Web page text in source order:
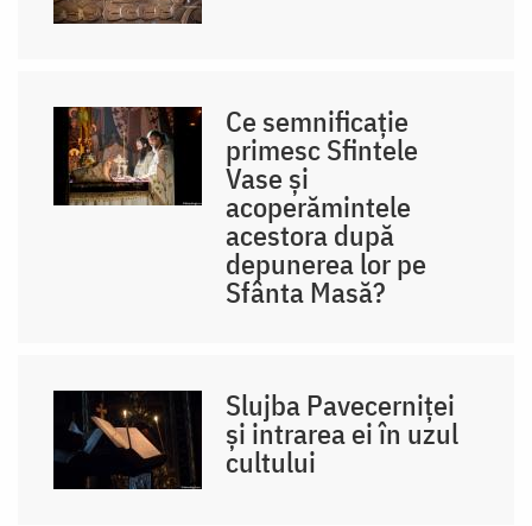
Ce semnificație
primesc Sfintele
Vase și
acoperămintele
acestora după
depunerea lor pe
Sfânta Masă?
Slujba Pavecerniței
și intrarea ei în uzul
cultului